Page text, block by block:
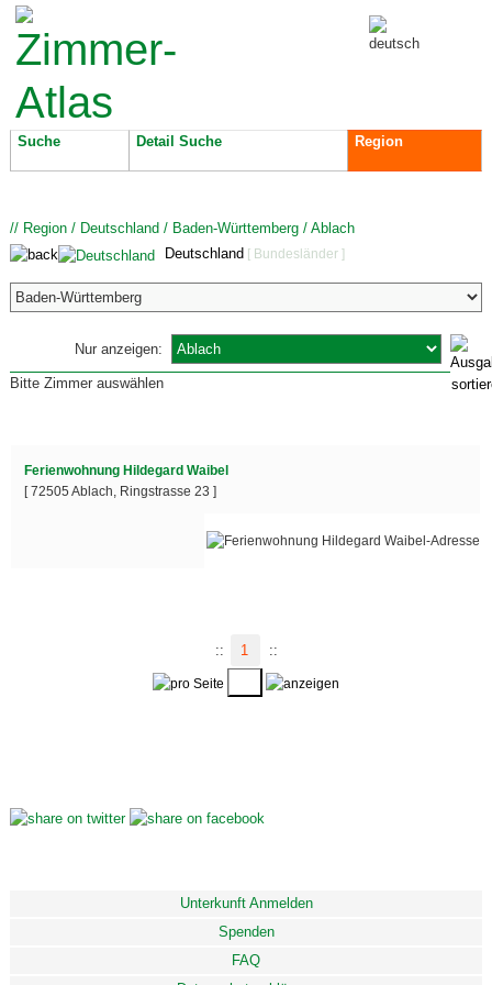
Suche Detail Suche Region
// Region/ Deutschland / Baden-Württemberg/ Ablach
Deutschland [ Bundesländer ]
Nur anzeigen:
Bitte Zimmer auswählen
Ferienwohnung Hildegard Waibel
[ 72505 Ablach, Ringstrasse 23 ]
:: 1 ::
Unterkunft Anmelden
Spenden
FAQ